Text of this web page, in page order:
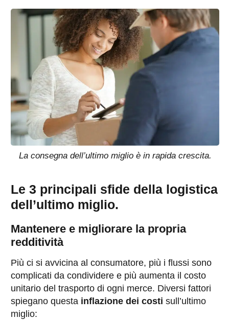
La consegna dell’ultimo miglio è in rapida crescita.
Le 3 principali sfide della logistica
dell’ultimo miglio.
Mantenere e migliorare la propria
redditività
Più ci si avvicina al consumatore, più i flussi sono
complicati da condividere e più aumenta il costo
unitario del trasporto di ogni merce. Diversi fattori
spiegano questa inflazione dei costi sull’ultimo
miglio: